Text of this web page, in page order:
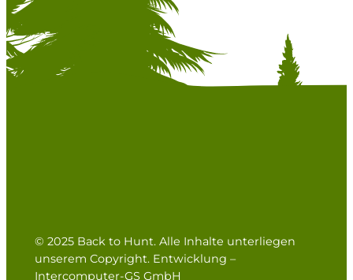
© 2025 Back to Hunt. Alle Inhalte unterliegen
unserem Copyright. Entwicklung –
Intercomputer-GS GmbH